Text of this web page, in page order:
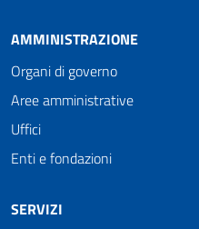
AMMINISTRAZIONE
Organi di governo
Aree amministrative
Uffici
Enti e fondazioni
SERVIZI